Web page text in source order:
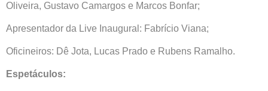
Oliveira, Gustavo Camargos e Marcos Bonfar;
Apresentador da Live Inaugural: Fabrício Viana;
Oficineiros: Dê Jota, Lucas Prado e Rubens Ramalho.
Espetáculos: